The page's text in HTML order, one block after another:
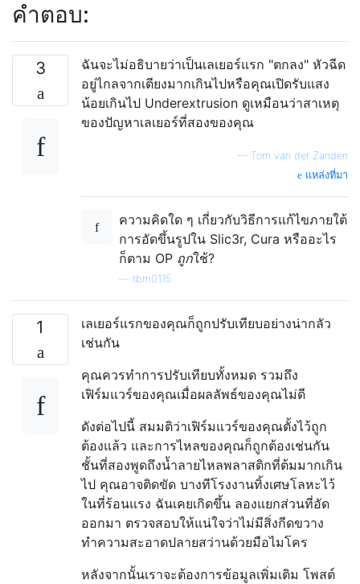
คำตอบ:
3
ฉันจะไม่อธิบายว่าเป็นเลเยอร์แรก "ตกลง" หัวฉีด
อยู่ไกลจากเตียงมากเกินไปหรือคุณเปิดรับแสง
น้อยเกินไป Underextrusion ดูเหมือนว่าสาเหตุ
ของปัญหาเลเยอร์ที่สองของคุณ
— Tom van der Zanden
แหล่งที่มา
ความคิดใด ๆ เกี่ยวกับวิธีการแก้ไขภายใต้
การอัดขึ้นรูปใน Slic3r, Cura หรืออะไร
ก็ตาม OP ถูกใช้?
tbm0115
1
เลเยอร์แรกของคุณก็ถูกปรับเทียบอย่างน่ากลัว
เช่นกัน
คุณควรทำการปรับเทียบทั้งหมด รวมถึง
เฟิร์มแวร์ของคุณเมื่อผลลัพธ์ของคุณไม่ดี
ดังต่อไปนี้ สมมติว่าเฟิร์มแวร์ของคุณตั้งไว้ถูก
ต้องแล้ว และการไหลของคุณก็ถูกต้องเช่นกัน
ชั้นที่สองพูดถึงน้ำลายไหลพลาสติกที่ต้มมากเกิน
ไป คุณอาจติดขัด บางทีโรงงานทิ้งเศษโลหะไว้
ในที่ร้อนแรง ฉันเคยเกิดขึ้น ลองแยกส่วนที่อัด
ออกมา ตรวจสอบให้แน่ใจว่าไม่มีสิ่งกีดขวาง
ทำความสะอาดปลายสว่านด้วยมือไมโคร
หลังจากนั้นเราจะต้องการข้อมูลเพิ่มเติม โพสต์